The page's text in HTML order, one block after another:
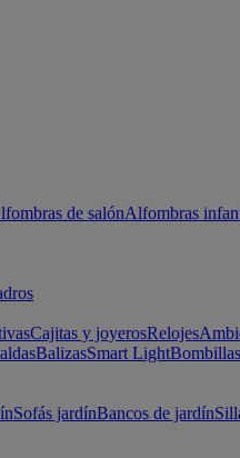
de salónAlfombras
Cajitas y joyerosRelojes
BalizasSmart LightBombillas
Sofás jardínBancos de jardín